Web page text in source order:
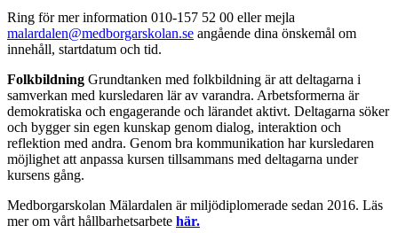
Ring för mer information 010-157 52 00 eller mejla
malardalen@medborgarskolan.se angående dina önskemål om
innehåll, startdatum och tid.
Folkbildning Grundtanken med folkbildning är att deltagarna i
samverkan med kursledaren lär av varandra. Arbetsformerna är
demokratiska och engagerande och lärandet aktivt. Deltagarna söker
och bygger sin egen kunskap genom dialog, interaktion och
reflektion med andra. Genom bra kommunikation har kursledaren
möjlighet att anpassa kursen tillsammans med deltagarna under
kursens gång.
Medborgarskolan Mälardalen är miljödiplomerade sedan 2016. Läs
mer om vårt hållbarhetsarbete här.